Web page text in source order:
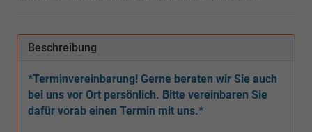
Beschreibung
*Terminvereinbarung! Gerne beraten wir Sie auch
bei uns vor Ort persönlich. Bitte vereinbaren Sie
dafür vorab einen Termin mit uns.*